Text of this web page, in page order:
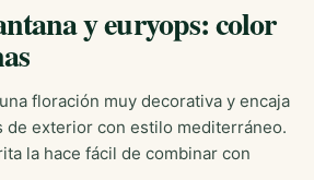
y euryops: color
floración muy decorativa y encaja
de exterior con estilo mediterráneo.
la hace fácil de combinar con